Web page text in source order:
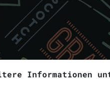
Rechte
Informationen